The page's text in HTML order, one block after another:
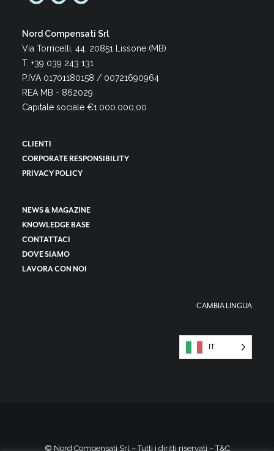
Nord Compensati Srl
Via Torricelli, 44, 20851 Lissone (MB)
T. +39 039 243 131
P.IVA 01701180158 / 00721690964
REA MB - 862029
Capitale sociale €1.000.000,00
CLIENTI
CORPORATE RESPONSIBILITY
PRIVACY POLICY
NEWS & MAGAZINE
KNOWLEDGE BASE
CONTATTACI
DOVE SIAMO
LAVORA CON NOI
CAMBIA LINGUA
IT
© Nord Compensati Srl – Tutti i diritti riservati –T&C